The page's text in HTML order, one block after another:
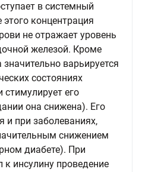
в системный
этого концентрация
не отражает уровень
железой. Кроме
варьируется
состояниях
его
она снижена). Его
и при заболеваниях,
снижением
диабете). При
к инсулину проведение